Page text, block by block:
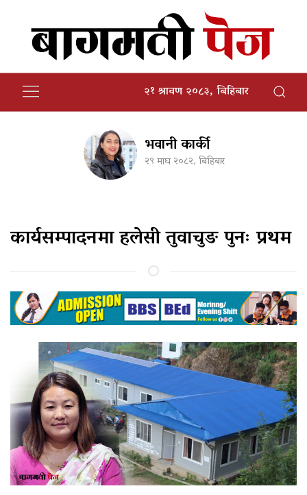
२१ श्रावण २०८३, बिहिबार
भवानी कार्की
२९ माघ २०८२, बिहिबार
कार्यसम्पादनमा हलेसी तुवाचुङ पुनः प्रथम